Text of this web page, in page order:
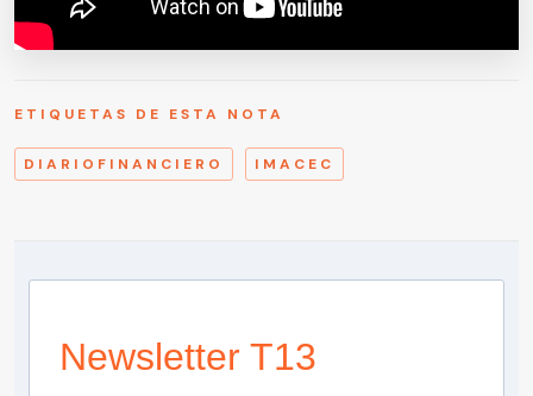
ETIQUETAS DE ESTA NOTA
DIARIOFINANCIERO IMACEC
Newsletter T13